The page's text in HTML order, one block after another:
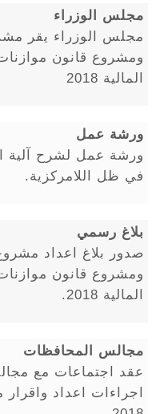
مجلس الوزراء
مجلس الوزراء يقر
ومشروع قانون
المالية 2018
ورشة عمل
ورشة عمل لشرح آلية
في ظل اللامركزية.
بلاغ رسمي
صدور بلاغ اعداد
ومشروع قانون
المالية 2018.
مجالس المحافظات
عقد اجتماعات مع
اجراءات اعداد